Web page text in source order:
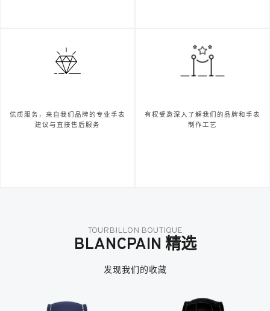
优质服务，来自我们品牌的专业手表
建议与直接售后服务
有权受邀深入了解我们的品牌和手表
制作工艺
TOURBILLON BOUTIQUE
BLANCPAIN 精选
发现我们的收藏